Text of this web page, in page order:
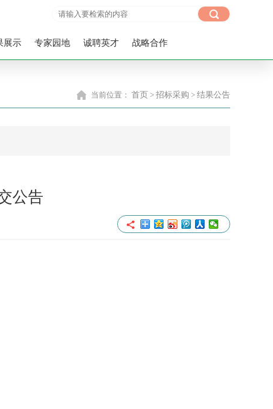
展示 专家园地 诚聘英才 战略合作
当前位置： 首页 > 招标采购 > 结果公告
公告